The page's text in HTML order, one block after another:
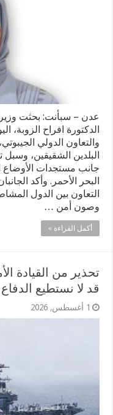
عدن – سبأنت: بحثت
الدكتورة افراح الزوبة،
والتعاون الدولي
البلدين الشقيقين، وسبل
جانب مستجدات الأوضاع
البحر الأحمر. وأكد
التعاون بين الدول
وصون أمن …
أكمل القراءة »
تحذير من القيادة
قد لا نستطيع
1 أغسطس, 2026